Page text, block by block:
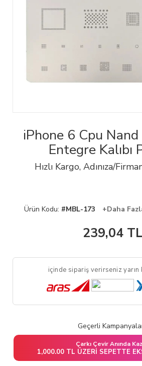
iPhone 6 Cpu
Entegre Kalıbı
Hızlı Kargo, Adınıza/
Ürün Kodu: #MBL-173 +Daha
239,04TL
içinde sipariş verirseniz yarın
Geçerli
Çarkı Çevir Anında
1,000.00 TL ÜZERI SEPETTE